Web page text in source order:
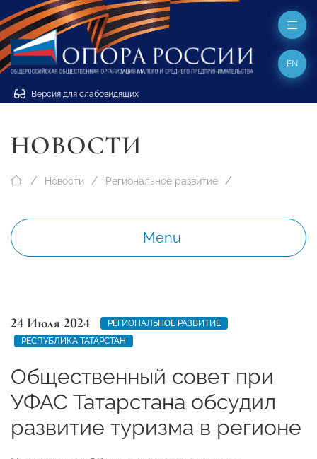
Версия для слабовидящих
EN
НОВОСТИ
Новости Региональное развитие
Menu
24 Июля 2024
РЕГИОНАЛЬНОЕ РАЗВИТИЕ
РЕСПУБЛИКА ТАТАРСТАН
Общественный совет при
УФАС Татарстана обсудил
развитие туризма в регионе